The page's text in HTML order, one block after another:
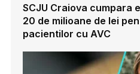
SCJU Craiova cumpara
20 de milioane de lei
pacientilor cu AVC